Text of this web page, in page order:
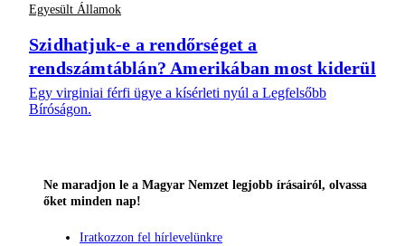
Egyesült Államok
Szidhatjuk-e a rendőrséget a
rendszámtáblán? Amerikában most kiderül
Egy virginiai férfi ügye a kísérleti nyúl a Legfelsőbb
Bíróságon.
Ne maradjon le a Magyar Nemzet legjobb írásairól, olvassa
őket minden nap!
Iratkozzon fel hírlevelünkre